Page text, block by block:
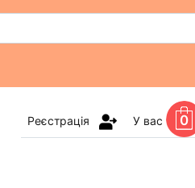
Реєстрація У вас 0